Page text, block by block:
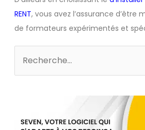
RENT, vous avez l’assurance d’être
de formateurs expérimentés et
Rechercher :